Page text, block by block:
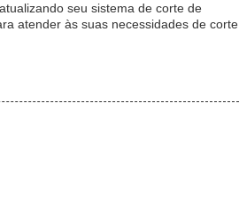
seu sistema de corte de
atender às suas necessidades de corte